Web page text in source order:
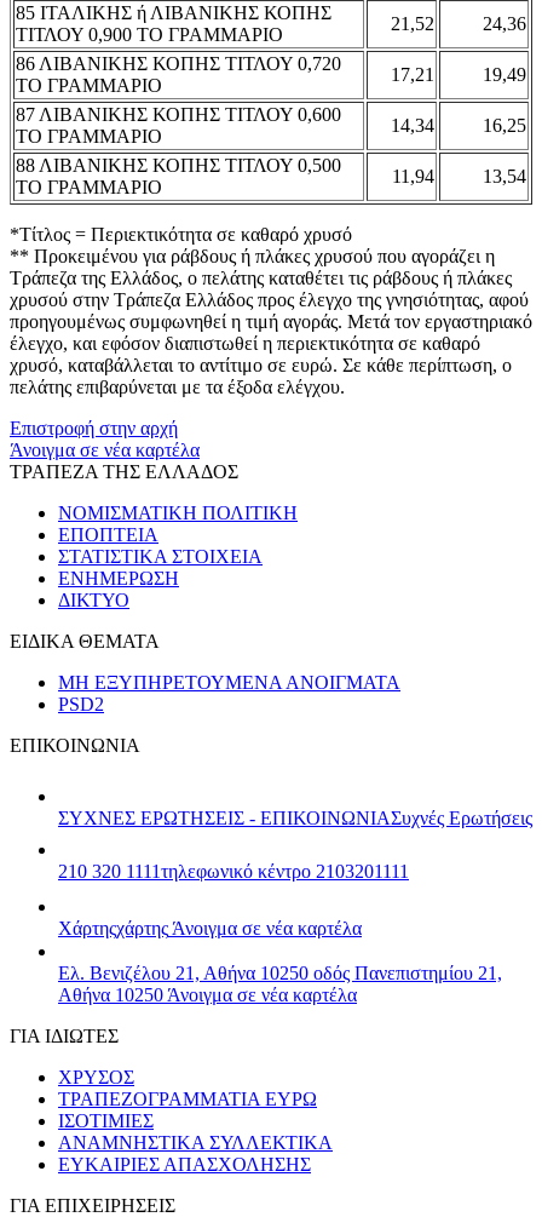
85 ΙΤΑΛΙΚΗΣ ή ΛΙΒΑΝΙΚΗΣ ΚΟΠΗΣ
ΤΙΤΛΟΥ 0,900 ΤΟ ΓΡΑΜΜΑΡΙΟ
21,52
24,36
86 ΛΙΒΑΝΙΚΗΣ ΚΟΠΗΣ ΤΙΤΛΟΥ 0,720
ΤΟ ΓΡΑΜΜΑΡΙΟ
17,21
19,49
87 ΛΙΒΑΝΙΚΗΣ ΚΟΠΗΣ ΤΙΤΛΟΥ 0,600
ΤΟ ΓΡΑΜΜΑΡΙΟ
14,34
16,25
88 ΛΙΒΑΝΙΚΗΣ ΚΟΠΗΣ ΤΙΤΛΟΥ 0,500
ΤΟ ΓΡΑΜΜΑΡΙΟ
11,94 13,54
*Τίτλος = Περιεκτικότητα σε καθαρό χρυσό
** Προκειμένου για ράβδους ή πλάκες χρυσού που αγοράζει η
Τράπεζα της Ελλάδος, ο πελάτης καταθέτει τις ράβδους ή πλάκες
χρυσού στην Τράπεζα Ελλάδος προς έλεγχο της γνησιότητας, αφού
προηγουμένως συμφωνηθεί η τιμή αγοράς. Μετά τον εργαστηριακό
έλεγχο, και εφόσον διαπιστωθεί η περιεκτικότητα σε καθαρό
χρυσό, καταβάλλεται το αντίτιμο σε ευρώ. Σε κάθε περίπτωση, ο
πελάτης επιβαρύνεται με τα έξοδα ελέγχου.
Επιστροφή στην αρχή
Άνοιγμα σε νέα καρτέλα
ΤΡΑΠΕΖΑ ΤΗΣ ΕΛΛΑΔΟΣ
ΝΟΜΙΣΜΑΤΙΚΗ ΠΟΛΙΤΙΚΗ
ΕΠΟΠΤΕΙΑ
ΣΤΑΤΙΣΤΙΚΑ ΣΤΟΙΧΕΙΑ
ΕΝΗΜΕΡΩΣΗ
ΔΙΚΤΥΟ
ΕΙΔΙΚΑ ΘΕΜΑΤΑ
ΜΗ ΕΞΥΠΗΡΕΤΟΥΜΕΝΑ ΑΝΟΙΓΜΑΤΑ
PSD2
ΕΠΙΚΟΙΝΩΝΙΑ
ΣΥΧΝΕΣ ΕΡΩΤΗΣΕΙΣ - ΕΠΙΚΟΙΝΩΝΙΑΣυχνές Ερωτήσεις
210 320 1111τηλεφωνικό κέντρο 2103201111
Χάρτηςχάρτης Άνοιγμα σε νέα καρτέλα
Ελ. Βενιζέλου 21, Αθήνα 10250 οδός Πανεπιστημίου 21,
Αθήνα 10250 Άνοιγμα σε νέα καρτέλα
ΓΙΑ ΙΔΙΩΤΕΣ
ΧΡΥΣΟΣ
ΤΡΑΠΕΖΟΓΡΑΜΜΑΤΙΑ ΕΥΡΩ
ΙΣΟΤΙΜΙΕΣ
ΑΝΑΜΝΗΣΤΙΚΑ ΣΥΛΛΕΚΤΙΚΑ
ΕΥΚΑΙΡΙΕΣ ΑΠΑΣΧΟΛΗΣΗΣ
ΓΙΑ ΕΠΙΧΕΙΡΗΣΕΙΣ